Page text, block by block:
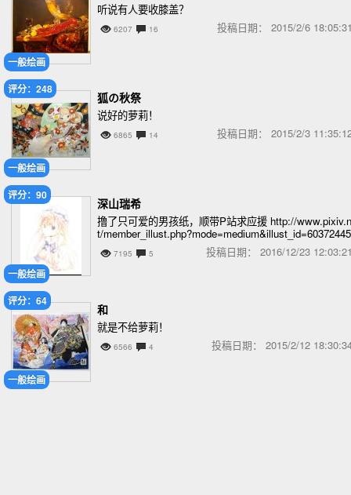
一般绘画
听说有人要收膝盖？
6207 16 投稿日期： 2015/2/6
一般绘画
评分：248
狐の秋祭
说好的萝莉！
6865 14 投稿日期： 2015/2/3
一般绘画
评分：90
深山瑞希
撸了只可爱的男孩纸，顺带P站求应援 http://
t/member_illust.php?mode=medium&illust_id=60372445
7195 5 投稿日期： 2016/12/23
一般绘画
评分：64
和
就是不给萝莉！
6566 4 投稿日期： 2015/2/12